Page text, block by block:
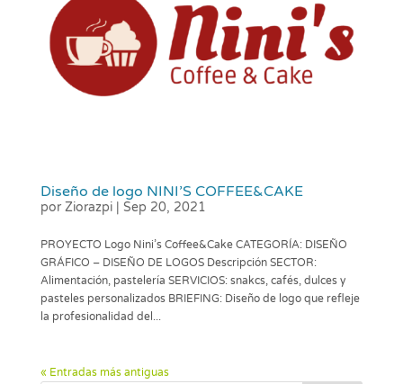
Diseño de logo NINI’S COFFEE&CAKE
por Ziorazpi| Sep 20, 2021
PROYECTO Logo Nini’s Coffee&Cake CATEGORÍA: DISEÑO
GRÁFICO – DISEÑO DE LOGOS Descripción SECTOR:
Alimentación, pastelería SERVICIOS: snakcs, cafés, dulces y
pasteles personalizados BRIEFING: Diseño de logo que refleje
la profesionalidad del...
« Entradas más antiguas